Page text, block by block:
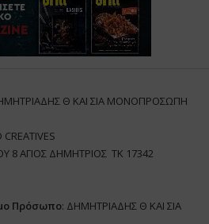
Θ ΚΑΙ ΣΙΑ ΜΟΝΟΠΡΟΣΩΠΗ
8 ΑΓΙΟΣ ΔΗΜΗΤΡΙΟΣ ΤΚ 17342
Πρόσωπο: ΔΗΜΗΤΡΙΑΔΗΣ Θ ΚΑΙ ΣΙΑ